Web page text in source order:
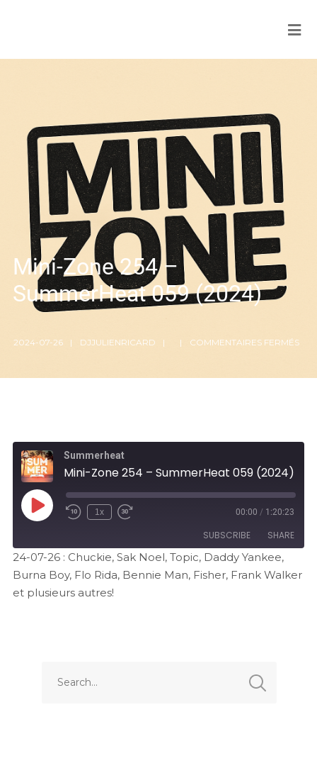
Mini-Zone 254 –
SummerHeat 059 (2024)
2024-07-26 DJJULIENRICARD COMMENTAIRES FERMÉS
Summerheat
Mini-Zone 254 – SummerHeat 059 (2024)
1x 00:00 / 1:20:23
SUBSCRIBE SHARE
RSS FEED
SHARE
24-07-26 : Chuckie, Sak Noel, Topic, Daddy Yankee,
Burna Boy, Flo Rida, Bennie Man, Fisher, Frank Walker
et plusieurs autres!